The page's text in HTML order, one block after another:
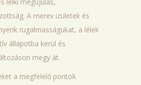
lelki megújulás,
A merev izületek és
rugalmasságukat, a lélek
állapotba kerül és
megy át.
a megfelelő pontok